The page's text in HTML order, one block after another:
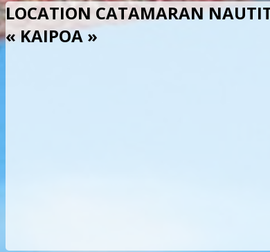
LOCATION CATAMARAN
« KAIPOA »